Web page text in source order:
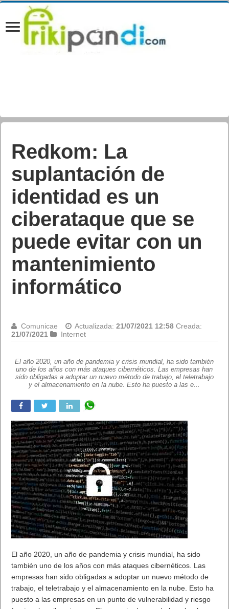
Redkom: La
suplantación de
identidad es un
ciberataque que se
puede evitar con un
mantenimiento
informático
Comunicae Actualizada:21/07/2021 12:58 Creada:
21/07/2021
Internet
El año 2020, un año de pandemia y crisis mundial, ha sido también
uno de los años con más ataques cibernéticos. Las empresas han
sido obligadas a adoptar un nuevo método de trabajo, el teletrabajo
y el almacenamiento en la nube. Esto ha puesto a las e...
El año 2020, un año de pandemia y crisis mundial, ha sido
también uno de los años con más ataques cibernéticos. Las
empresas han sido obligadas a adoptar un nuevo método de
trabajo, el teletrabajo y el almacenamiento en la nube. Esto ha
puesto a las empresas en un punto de vulnerabilidad y riesgo